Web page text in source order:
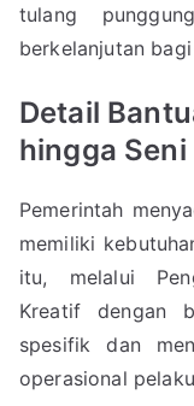
tulang
berkelanjutan
Detail
hingga
Pemerintah
memiliki
itu, melalui
Kreatif dengan
spesifik dan
operasional